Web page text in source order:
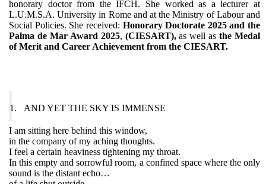
honorary doctor from the IFCH. She worked as a lecturer at
L.U.M.S.A. University in Rome and at the Ministry of Labour and
Social Policies. She received: Honorary Doctorate 2025 and the
Palma de Mar Award 2025, (CIESART),as well asthe Medal
of Merit and Career Achievement from the CIESART.
1. AND YET THE SKY IS IMMENSE
I am sitting here behind this window,
in the company of my aching thoughts.
I feel a certain heaviness tightening my throat.
In this empty and sorrowful room, a confined space where the only
sound is the distant echo…